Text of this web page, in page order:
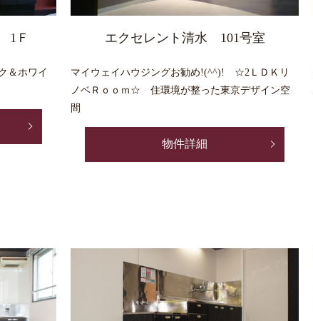
1Ｆ
＆ホワイ
エクセレント清水 101号室
マイウェイハウジングお勧め!(^^)! ☆2ＬＤＫリ
ノベＲｏｏｍ☆ 住環境が整った東京デザイン空
間
物件詳細